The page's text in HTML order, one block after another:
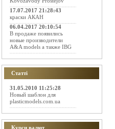
17.07.2017 21:28:43
краски АКАН
06.04.2017 20:10:54
В продаже появились
новые производители
A&A models а также IBG
Статті
31.05.2010 11:25:28
Новый шаблон для
plasticmodels.com.ua
Курси валют